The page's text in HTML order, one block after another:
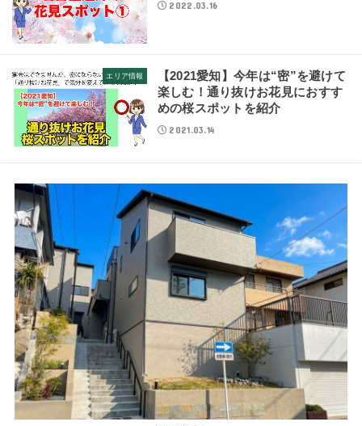
2022.03.16
エリア情報
【2021愛知】今年は“密”を避けて
楽しむ！通り抜けお花見におすす
めの桜スポットを紹介
2021.03.14